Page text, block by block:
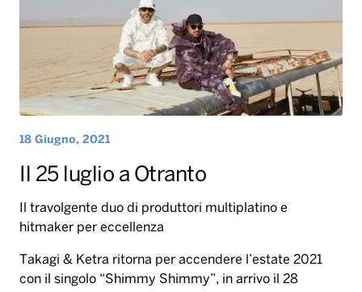
Radio Norba Consiglia
Leggerissime
Oroscopo
Speciale Astrabilia 2026
Battiti Live 2026
Gallery
18 Giugno, 2021
Il 25 luglio a Otranto
Il travolgente duo di produttori multiplatino e
hitmaker per eccellenza
Takagi & Ketra ritorna per accendere l’estate 2021
con il singolo “Shimmy Shimmy”, in arrivo il 28